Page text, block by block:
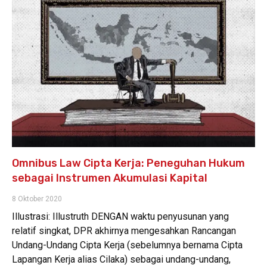
Omnibus Law Cipta Kerja: Peneguhan Hukum
sebagai Instrumen Akumulasi Kapital
8 Oktober 2020
Illustrasi: Illustruth DENGAN waktu penyusunan yang
relatif singkat, DPR akhirnya mengesahkan Rancangan
Undang-Undang Cipta Kerja (sebelumnya bernama Cipta
Lapangan Kerja alias Cilaka) sebagai undang-undang,